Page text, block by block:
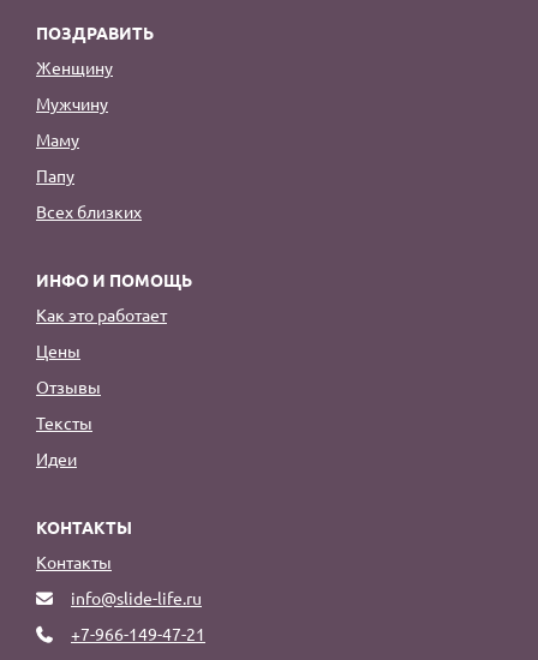
ПОЗДРАВИТЬ
Женщину
Мужчину
Маму
Папу
Всех близких
ИНФО И ПОМОЩЬ
Как это работает
Цены
Отзывы
Тексты
Идеи
КОНТАКТЫ
Контакты
info@slide-life.ru
+7-966-149-47-21